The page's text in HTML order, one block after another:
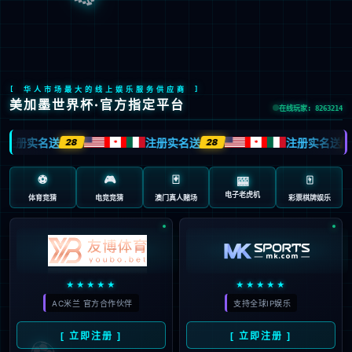
新闻中心
首页 新闻中心 - 公司新闻
司新闻 行业